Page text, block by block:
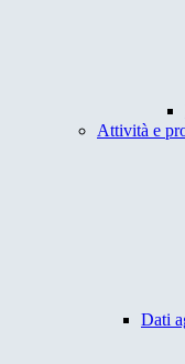
Attività e
Dati